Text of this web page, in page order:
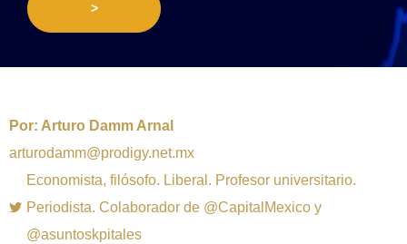
>
Por: Arturo Damm Arnal
arturodamm@prodigy.net.mx
Economista, filósofo. Liberal. Profesor universitario.
Periodista. Colaborador de @CapitalMexico y
@asuntoskpitales